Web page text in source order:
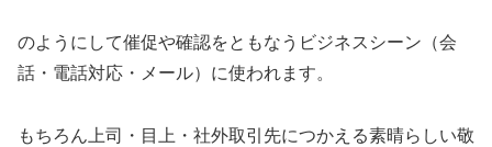
のようにして催促や確認をともなうビジネスシーン（会
話・電話対応・メール）に使われます。
もちろん上司・目上・社外取引先につかえる素晴らしい敬